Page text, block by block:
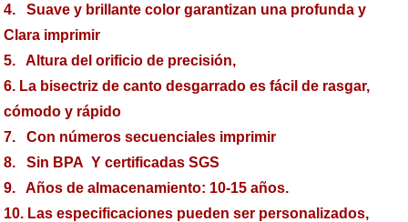
4. Suave y brillante color garantizan una profunda y
Clara imprimir
5. Altura del orificio de precisión,
6. La bisectriz de canto desgarrado es fácil de rasgar,
cómodo y rápido
7. Con números secuenciales imprimir
8. Sin BPA Y certificadas SGS
9. Años de almacenamiento: 10-15 años.
10. Las especificaciones pueden ser personalizados,